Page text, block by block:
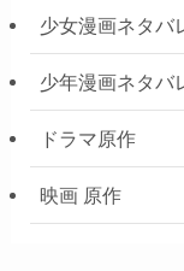
少女漫画ネタバ
少年漫画ネタバ
ドラマ原作
映画 原作